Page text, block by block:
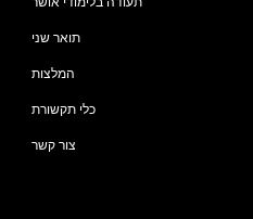
תואר שני
המלצות
כלי תקשורת
צור קשר